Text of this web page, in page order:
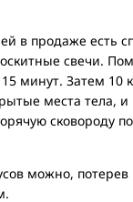
в продаже есть
свечи.
минут. Затем 10
места тела,
сковороду
можно,